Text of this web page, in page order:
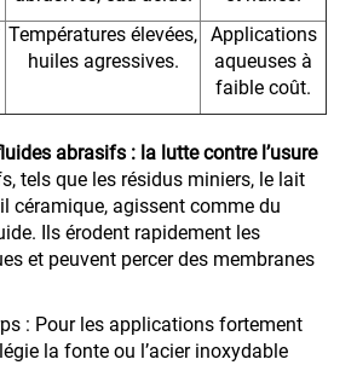
Températures élevées,
huiles agressives.
Applications
aqueuses à
faible coût.
abrasifs : la lutte contre l’usure
tels que les résidus miniers, le lait
céramique, agissent comme du
Ils érodent rapidement les
et peuvent percer des membranes
: Pour les applications fortement
la fonte ou l’acier inoxydable